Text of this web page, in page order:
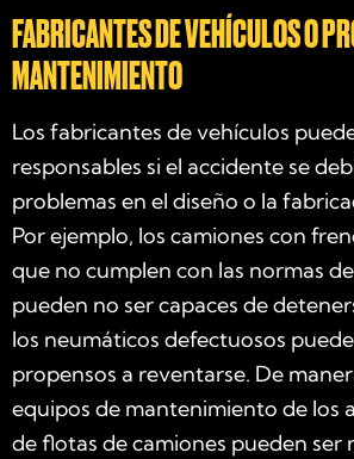
FABRICANTES DE VEHÍCULOS O
MANTENIMIENTO
Los fabricantes de vehículos
responsables si el accidente se
problemas en el diseño o la
Por ejemplo, los camiones con
que no cumplen con las normas
pueden no ser capaces de
los neumáticos defectuosos
propensos a reventarse. De
equipos de mantenimiento de los
de flotas de camiones pueden ser